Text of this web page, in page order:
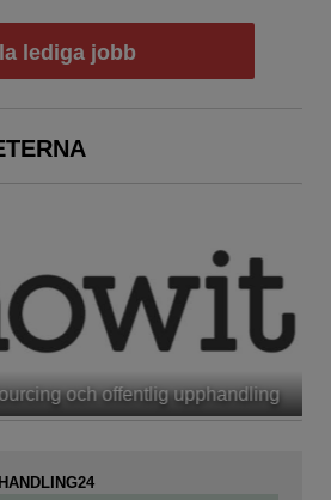
lediga jobb
och offentlig upphandling